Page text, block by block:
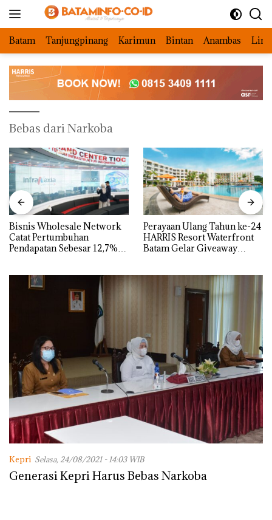
Batam Tanjungpinang Karimun Bintan Anambas
Bebas dari Narkoba
Bisnis Wholesale Network
Catat Pertumbuhan
Pendapatan Sebesar 12,7%
Perayaan Ulang Tahun ke-24
HARRIS Resort Waterfront
Batam Gelar Giveaway
Kepri Selasa, 24/08/2021 - 14:03 WIB
Generasi Kepri Harus Bebas Narkoba